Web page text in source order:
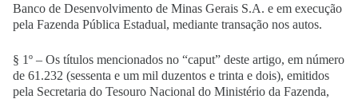
Banco de Desenvolvimento de Minas Gerais S.A. e em execução
pela Fazenda Pública Estadual, mediante transação nos autos.
§ 1º – Os títulos mencionados no “caput” deste artigo, em número
de 61.232 (sessenta e um mil duzentos e trinta e dois), emitidos
pela Secretaria do Tesouro Nacional do Ministério da Fazenda,